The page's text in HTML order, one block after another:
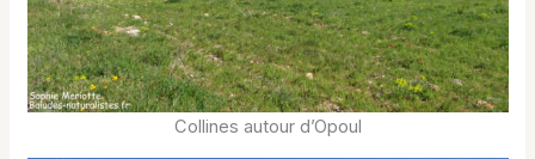
Collines autour d’Opoul